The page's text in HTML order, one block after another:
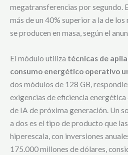
megatransferencias por segundo.
más de un 40% superior a la de
se producen en masa, según el
El módulo utiliza técnicas de
consumo energético operativo
dos módulos de 128 GB,
exigencias de eficiencia
de IA de próxima generación. Un
a dos es el tipo de producto que
hiperescala, con inversiones
175.000 millones de dólares,